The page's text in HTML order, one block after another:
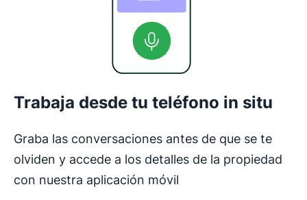
Trabaja desde tu teléfono in situ
Graba las conversaciones antes de que se te
olviden y accede a los detalles de la propiedad
con nuestra aplicación móvil